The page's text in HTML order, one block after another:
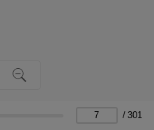
/ 301